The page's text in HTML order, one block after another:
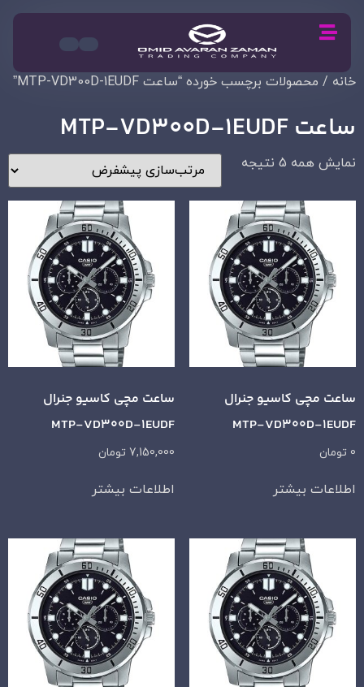
خانه / محصولات برچسب خورده “ساعت MTP-VD300D-1EUDF”
ساعت MTP-VD300D-1EUDF
نمایش همه 5 نتیجه
ساعت مچی کاسیو جنرال
MTP-VD300D-1EUDF
0 تومان
اطلاعات بیشتر
ساعت مچی کاسیو جنرال
MTP-VD300D-1EUDF
7,150,000 تومان
اطلاعات بیشتر